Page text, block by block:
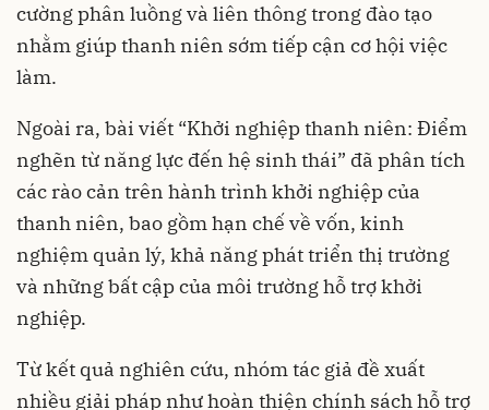
cường phân luồng và liên thông trong đào tạo
nhằm giúp thanh niên sớm tiếp cận cơ hội việc
làm.
Ngoài ra, bài viết “Khởi nghiệp thanh niên: Điểm
nghẽn từ năng lực đến hệ sinh thái” đã phân tích
các rào cản trên hành trình khởi nghiệp của
thanh niên, bao gồm hạn chế về vốn, kinh
nghiệm quản lý, khả năng phát triển thị trường
và những bất cập của môi trường hỗ trợ khởi
nghiệp.
Từ kết quả nghiên cứu, nhóm tác giả đề xuất
nhiều giải pháp như hoàn thiện chính sách hỗ trợ